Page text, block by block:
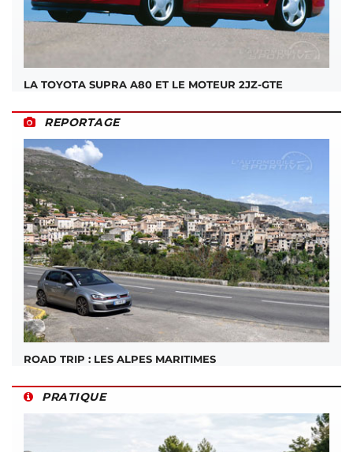
LA TOYOTA SUPRA A80 ET LE MOTEUR 2JZ-GTE
REPORTAGE
ROAD TRIP : LES ALPES MARITIMES
PRATIQUE